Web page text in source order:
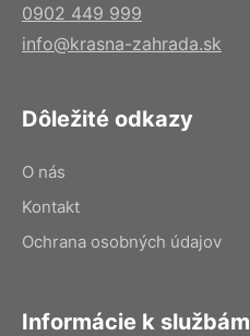
0902 449 999
info@krasna-zahrada.sk
Dôležité odkazy
O nás
Kontakt
Ochrana osobných údajov
Informácie k službám